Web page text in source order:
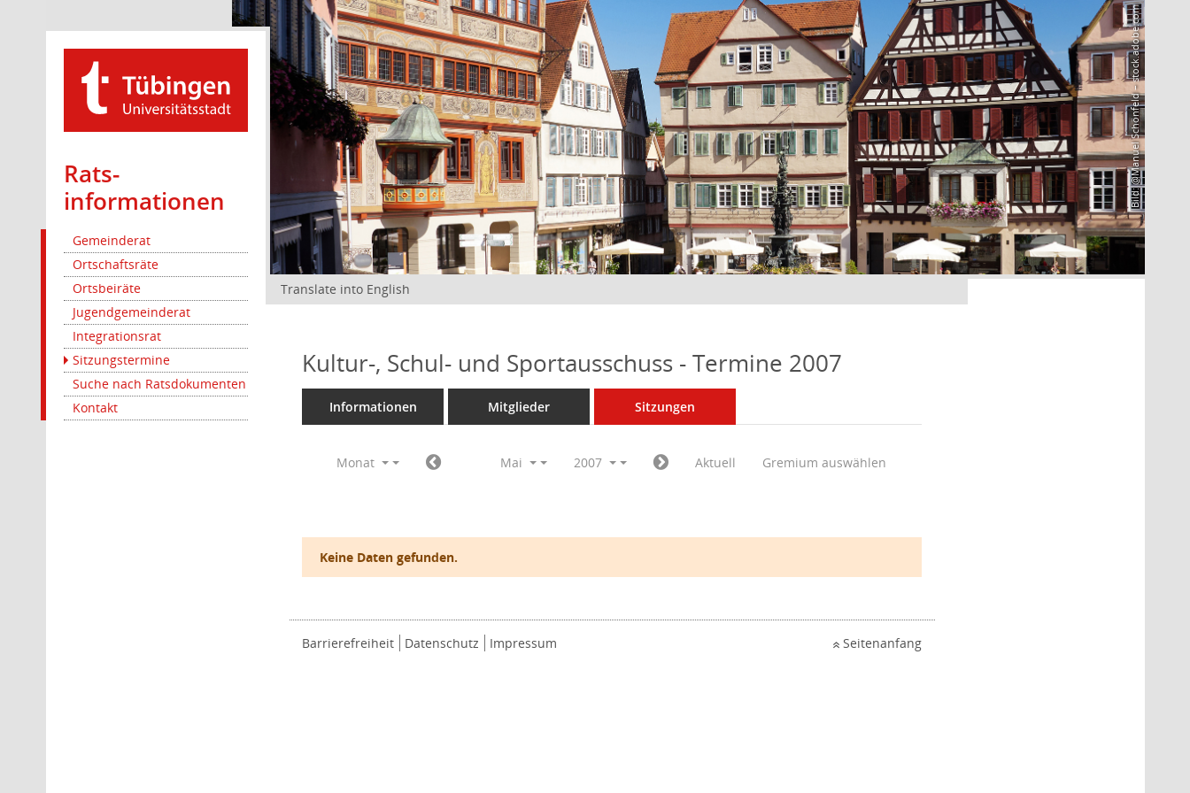
Rats­
informationen
Gemeinderat
Ortschaftsräte
Ortsbeiräte
Jugendgemeinderat
Integrationsrat
Sitzungstermine
Suche nach Ratsdokumenten
Kontakt
Bild: @Manuel Schönfeld – stock.adobe.com
Translate into English
Kultur-, Schul- und Sportausschuss - Termine 2007
Informationen Mitglieder Sitzungen
Monat Mai 2007 Aktuell Gremium auswählen
Keine Daten gefunden.
Barrierefreiheit Datenschutz Impressum Seitenanfang